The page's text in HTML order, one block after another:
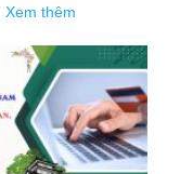
Xem thêm